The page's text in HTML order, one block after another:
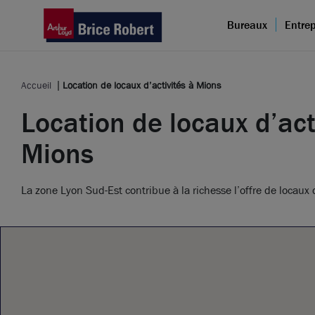
Bureaux
Accueil Location de locaux d’activités à Mions
Location de locaux
Mions
La zone Lyon Sud-Est contribue à la richesse l’offre de locaux